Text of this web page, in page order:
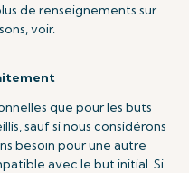
de renseignements sur
voir.
que pour les buts
sauf si nous considérons
besoin pour une autre
avec le but initial. Si